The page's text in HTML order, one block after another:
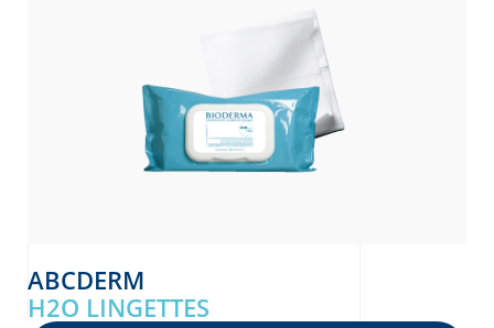
ABCDERM
H2O LINGETTES